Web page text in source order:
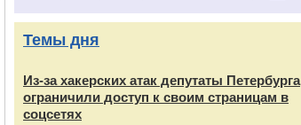
Темы дня
Из‑за хакерских атак депутаты Петербурга
ограничили доступ к своим страницам в
соцсетях